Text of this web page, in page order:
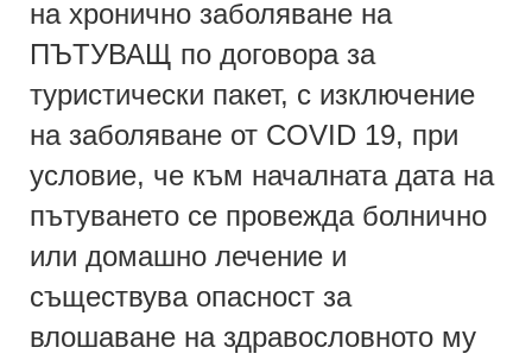
на хронично заболяване на
ПЪТУВАЩ по договора за
туристически пакет, с изключение
на заболяване от COVID 19, при
условие, че към началната дата на
пътуването се провежда болнично
или домашно лечение и
съществува опасност за
влошаване на здравословното му